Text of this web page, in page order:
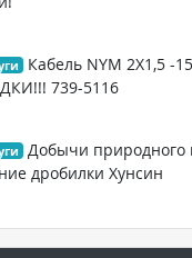
Кабель NYM 2X1,5 -
739-5116
Добычи природного
дробилки Хунсин